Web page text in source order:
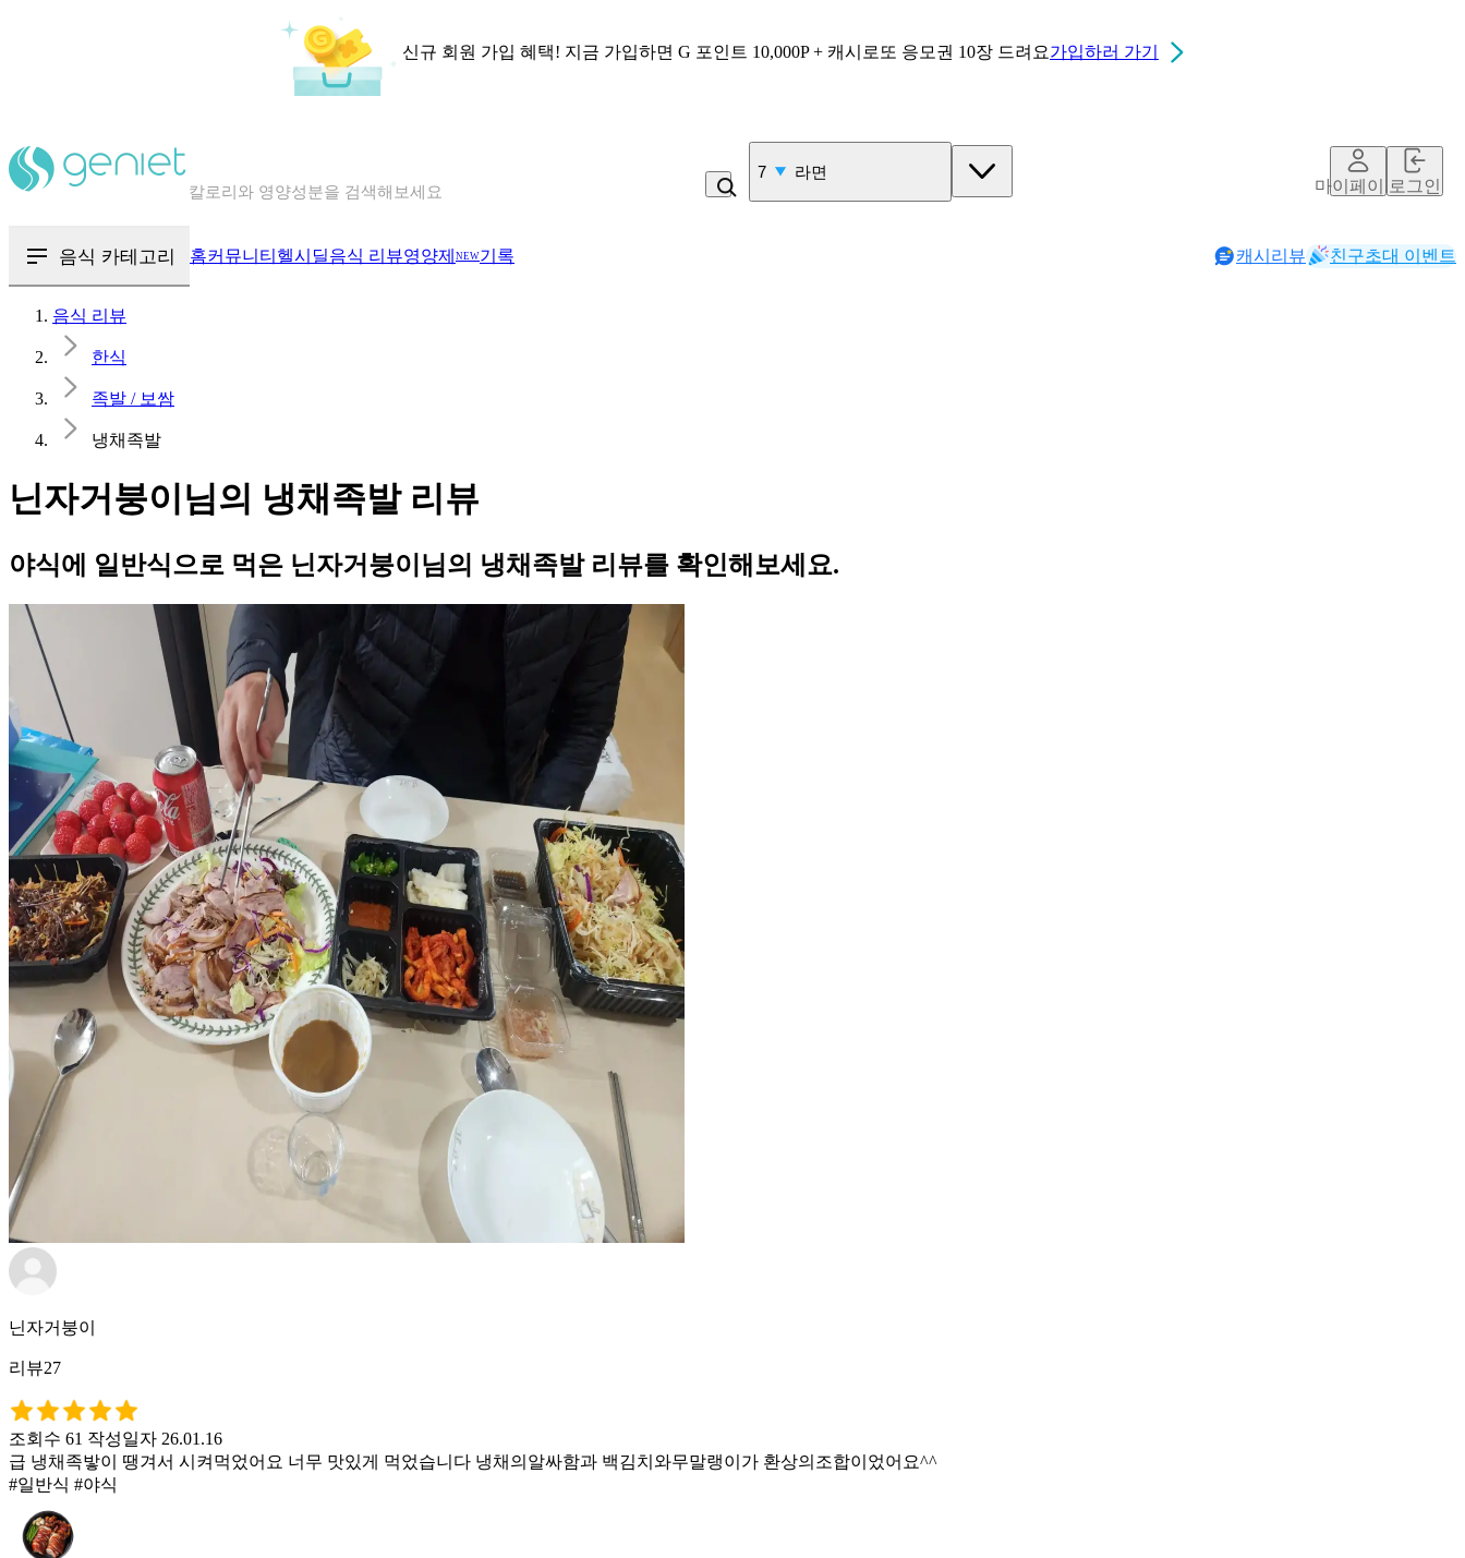
신규 회원 가입 혜택! 지금 가입하면 G 포인트 10,000P + 캐시로또 응모권 10장 드려요가입하러 가기
혈당 · 다이어트 음식 검색해보세요
7 라면
마이페이지로그인
음식 카테고리 홈커뮤니티 헬시딜음식 리뷰영양제 NEW기록 캐시리뷰 친구초대 이벤트
음식 리뷰
한식
족발 / 보쌈
냉채족발
닌자거붕이님의 냉채족발 리뷰
야식에 일반식으로 먹은 닌자거붕이님의 냉채족발 리뷰를 확인해보세요.
닌자거붕이
리뷰27
조회수 61 작성일자 26.01.16
급 냉채족밯이 땡겨서 시켜먹었어요 너무 맛있게 먹었습니다 냉채의알싸함과 백김치와무말랭이가 환상의조합이었어요^^
#일반식 #야식